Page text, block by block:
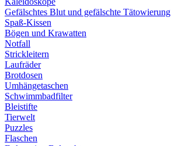
Gefälschtes Blut und gefälschte Tätowierung
Spaß-Kissen
Bögen und Krawatten
Notfall
Strickleitern
Laufräder
Brotdosen
Umhängetaschen
Schwimmbadfilter
Bleistifte
Tierwelt
Puzzles
Flaschen